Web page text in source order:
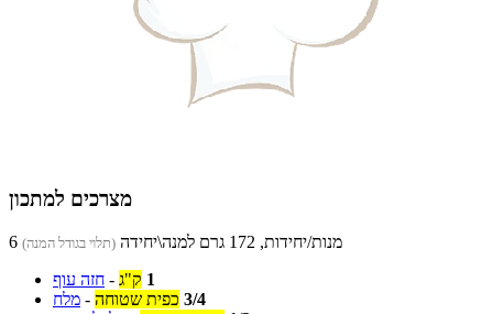
מצרכים למתכון
6 מנות/יחידות, 172 גרם למנה\יחידה (תלוי בגודל המנה)
חזה עוף - 1 ק"ג
מלח - 3/4 כפית שטוחה